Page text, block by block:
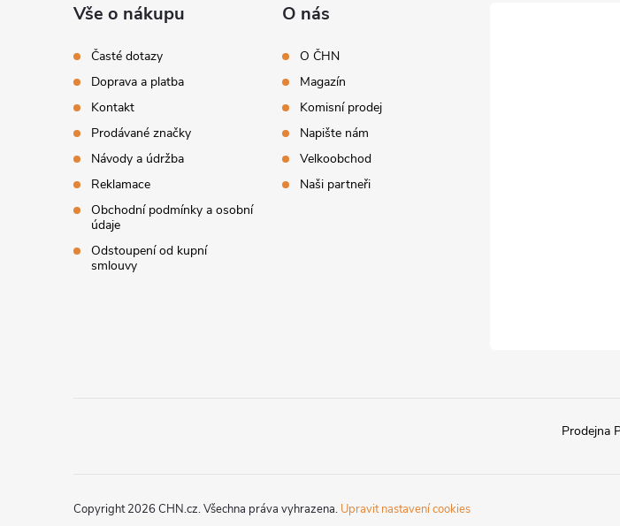
Vše o nákupu
Časté dotazy
Doprava a platba
Kontakt
Prodávané značky
Návody a údržba
Reklamace
Obchodní podmínky a osobní
údaje
Odstoupení od kupní
smlouvy
O nás
O ČHN
Magazín
Komisní prodej
Napište nám
Velkoobchod
Naši partneři
Prodejna
Copyright 2026 CHN.cz. Všechna práva vyhrazena. Upravit nastavení cookies